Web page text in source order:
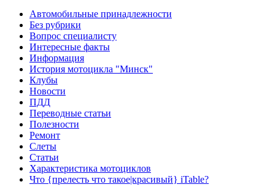
Автомобильные принадлежности
Без рубрики
Вопрос специалисту
Интересные факты
Информация
История мотоцикла "Минск"
Клубы
Новости
ПДД
Переводные статьи
Полезности
Ремонт
Слеты
Статьи
Характеристика мотоциклов
Что {прелесть что такое|красивый} iTable?